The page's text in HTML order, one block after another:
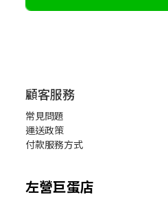
顧客服務
常見問題
運送政策
付款服務方式
左營巨蛋店